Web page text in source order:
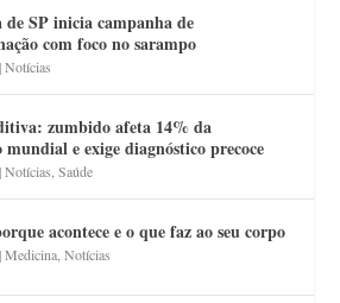
SP inicia campanha de
com foco no sarampo
|Notícias
zumbido afeta 14% da
mundial e exige diagnóstico precoce
|Notícias ,Saúde
acontece e o que faz ao seu corpo
|Medicina ,Notícias